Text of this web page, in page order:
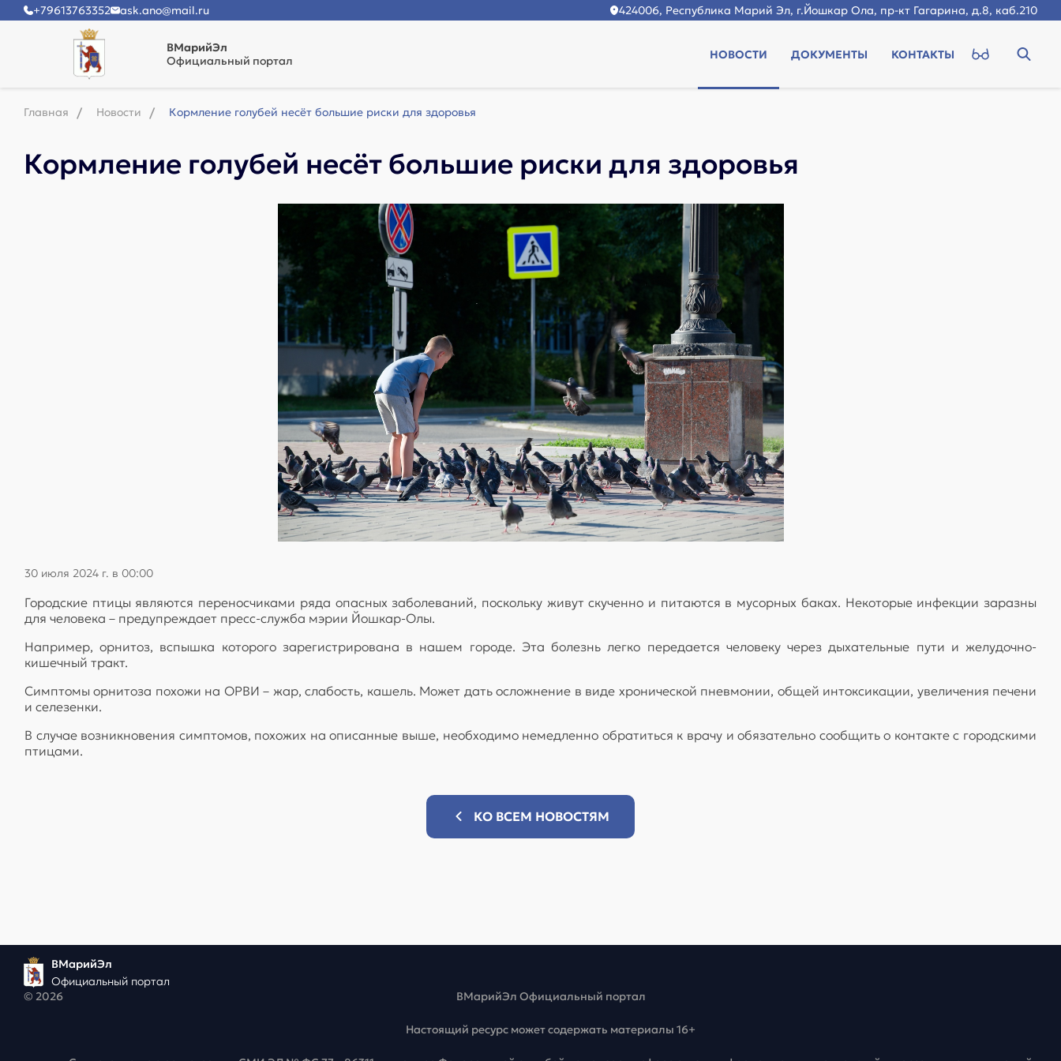
+79613763352 ask.ano@mail.ru 424006, Республика Марий Эл, г.Йошкар Ола, пр-кт Гагарина, д.8, каб.210
ВМарийЭл
Официальный портал
НОВОСТИ ДОКУМЕНТЫ КОНТАКТЫ
Главная Новости Кормление голубей несёт большие риски для здоровья
Кормление голубей несёт большие риски для здоровья
30 июля 2024 г. в 00:00
Городские птицы являются переносчиками ряда опасных заболеваний, поскольку живут скученно и питаются в мусорных баках. Некоторые инфекции заразны
для человека – предупреждает пресс-служба мэрии Йошкар-Олы.
Например, орнитоз, вспышка которого зарегистрирована в нашем городе. Эта болезнь легко передается человеку через дыхательные пути и желудочно-
кишечный тракт.
Симптомы орнитоза похожи на ОРВИ – жар, слабость, кашель. Может дать осложнение в виде хронической пневмонии, общей интоксикации, увеличения печени
и селезенки.
В случае возникновения симптомов, похожих на описанные выше, необходимо немедленно обратиться к врачу и обязательно сообщить о контакте с городскими
птицами.
КО ВСЕМ НОВОСТЯМ
ВМарийЭл
Официальный портал
© 2026
ВМарийЭл Официальный портал
Настоящий ресурс может содержать материалы 16+